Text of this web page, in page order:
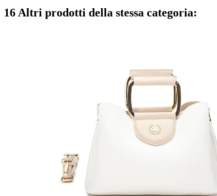
16 Altri prodotti della stessa categoria: